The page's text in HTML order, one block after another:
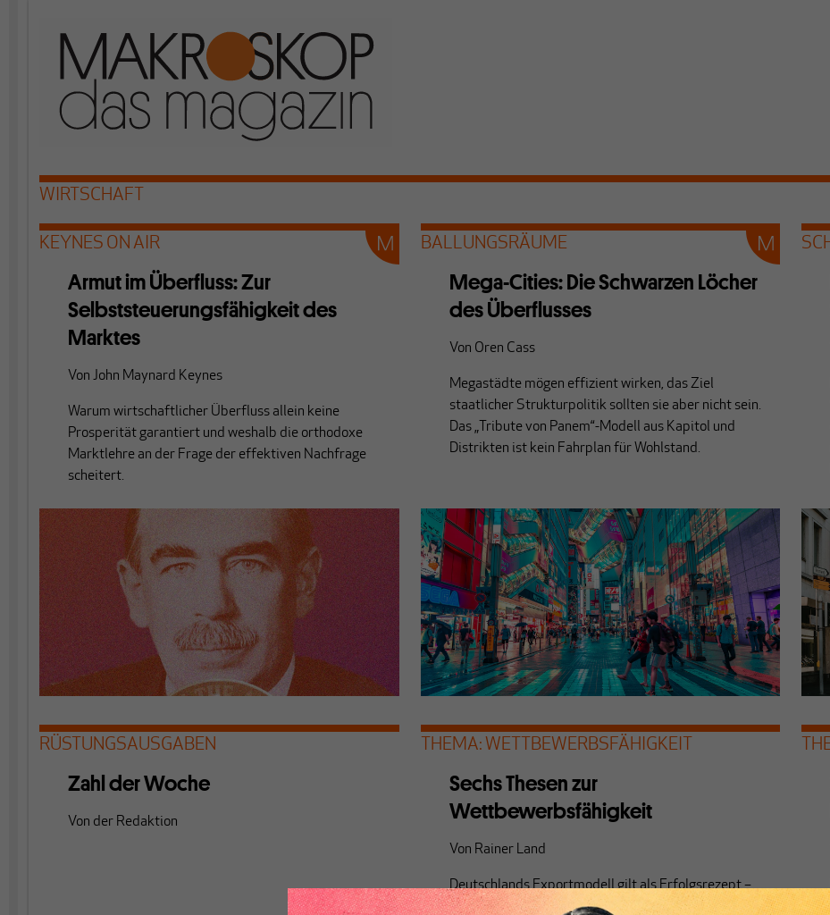
WIRTSCHAFT
KEYNES ON AIR
Armut im Überfluss: Zur
Selbststeuerungsfähigkeit des
Marktes
Von John Maynard Keynes
Warum wirtschaftlicher Überfluss allein keine
Prosperität garantiert und weshalb die orthodoxe
Marktlehre an der Frage der effektiven Nachfrage
scheitert.
BALLUNGSRÄUME
Mega-Cities: Die Schwarzen Löcher
des Überflusses
Von Oren Cass
Megastädte mögen effizient wirken, das Ziel
staatlicher Strukturpolitik sollten sie aber nicht sein.
Das „Tribute von Panem“-Modell aus Kapitol und
Distrikten ist kein Fahrplan für Wohlstand.
RÜSTUNGSAUSGABEN
Zahl der Woche
Von der Redaktion
THEMA: WETTBEWERBSFÄHIGKEIT
Sechs Thesen zur
Wettbewerbsfähigkeit
Von Rainer Land
Deutschlands Exportmodell gilt als Erfolgsrezept –
ist aber ökonomisch eine Sackgasse. Sechs